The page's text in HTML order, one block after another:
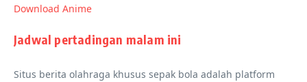
Download Anime
Jadwal pertadingan malam ini
Situs berita olahraga khusus sepak bola adalah platform